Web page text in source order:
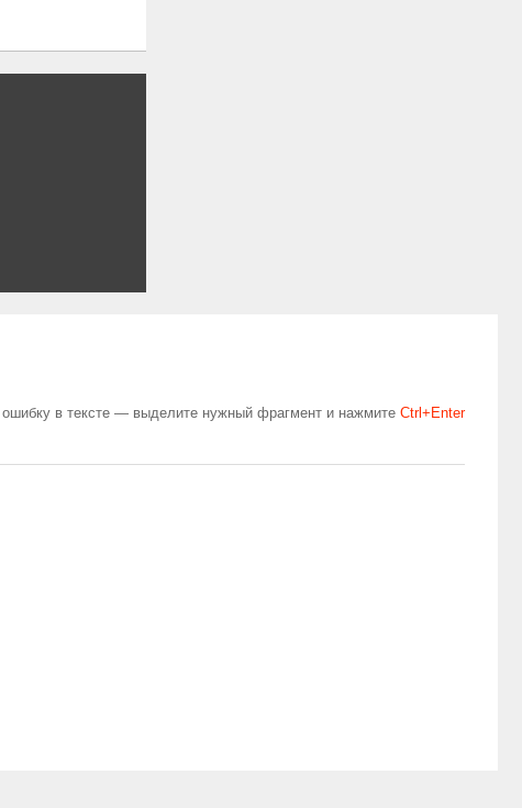
в тексте — выделите нужный фрагмент и нажмите Сtrl+Enter